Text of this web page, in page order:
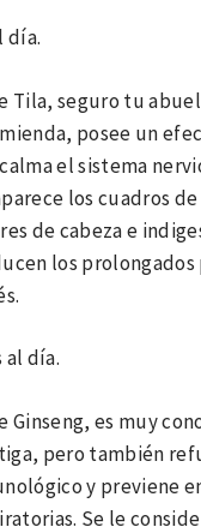
día.
Tila, seguro tu
posee un
el sistema
los cuadros
de cabeza e
los
al día.
Ginseng, es muy
pero también
y previene
Se le